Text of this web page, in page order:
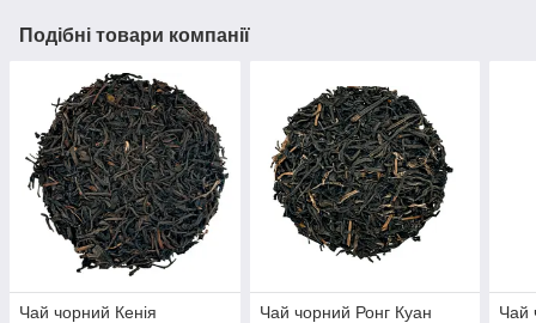
Подібні товари компанії
Чай чорний Кенія
Чай чорний Ронг Куан
Чай